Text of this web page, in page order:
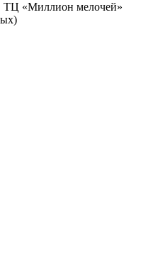
ТЦ «Миллион мелочей»